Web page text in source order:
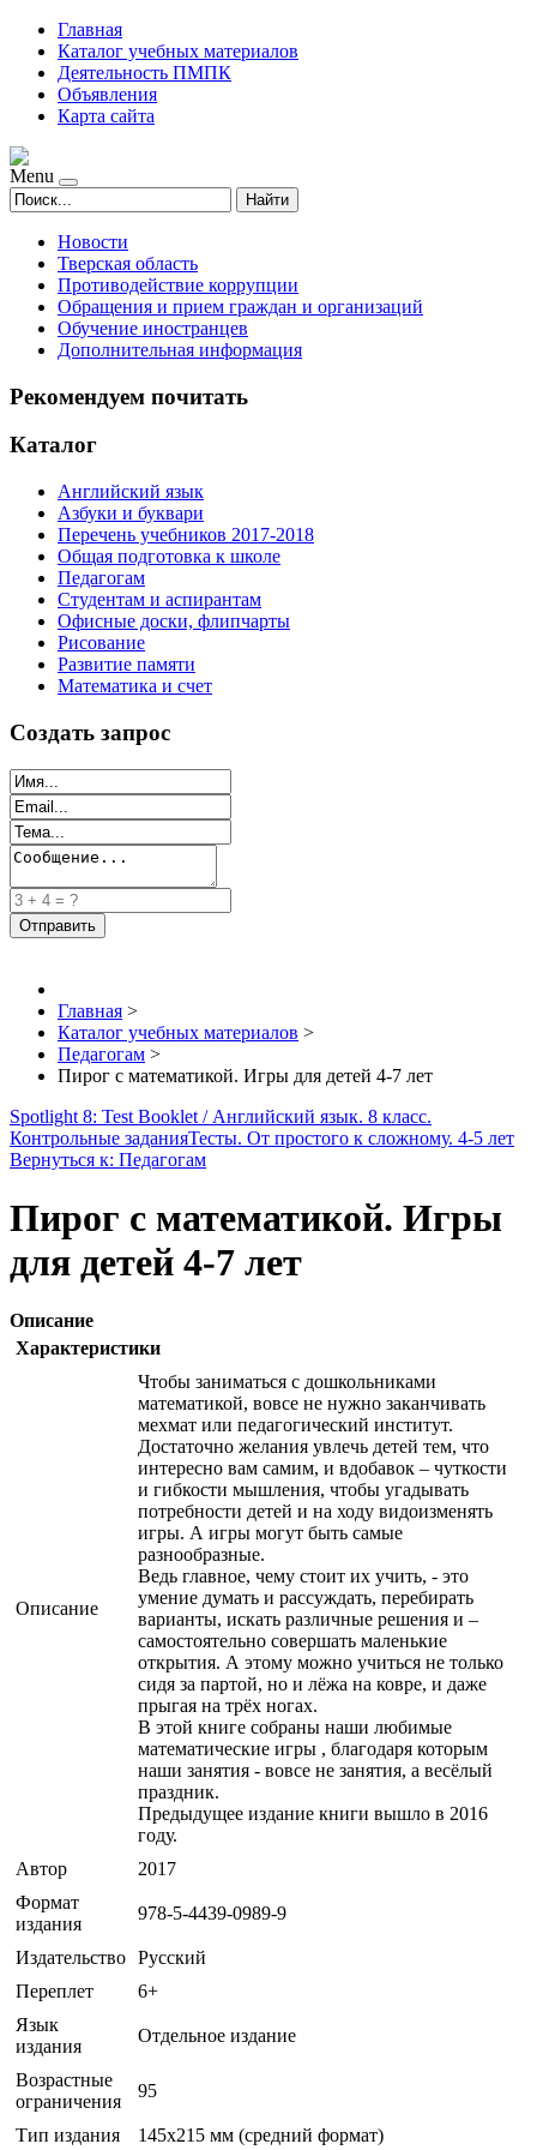
Главная
Каталог учебных материалов
Деятельность ПМПК
Объявления
Карта сайта
Menu
Найти
Новости
Тверская область
Противодействие коррупции
Обращения и прием граждан и организаций
Обучение иностранцев
Дополнительная информация
Рекомендуем почитать
Каталог
Английский язык
Азбуки и буквари
Перечень учебников 2017-2018
Общая подготовка к школе
Педагогам
Студентам и аспирантам
Офисные доски, флипчарты
Рисование
Развитие памяти
Математика и счет
Создать запрос
Главная >
Каталог учебных материалов >
Педагогам >
Пирог с математикой. Игры для детей 4-7 лет
Spotlight 8: Test Booklet / Английский язык. 8 класс.
Контрольные заданияТесты. От простого к сложному. 4-5 лет
Вернуться к: Педагогам
Пирог с математикой. Игры
для детей 4-7 лет
Описание
Характеристики
Описание
Чтобы заниматься с дошкольниками
математикой, вовсе не нужно заканчивать
мехмат или педагогический институт.
Достаточно желания увлечь детей тем, что
интересно вам самим, и вдобавок – чуткости
и гибкости мышления, чтобы угадывать
потребности детей и на ходу видоизменять
игры. А игры могут быть самые
разнообразные.
Ведь главное, чему стоит их учить, - это
умение думать и рассуждать, перебирать
варианты, искать различные решения и –
самостоятельно совершать маленькие
открытия. А этому можно учиться не только
сидя за партой, но и лёжа на ковре, и даже
прыгая на трёх ногах.
В этой книге собраны наши любимые
математические игры , благодаря которым
наши занятия - вовсе не занятия, а весёлый
праздник.
Предыдущее издание книги вышло в 2016
году.
Автор
2017
Формат
издания
978-5-4439-0989-9
Издательство Русский
Переплет
6+
Язык
издания
Отдельное издание
Возрастные
ограничения
95
Тип издания 145х215 мм (средний формат)